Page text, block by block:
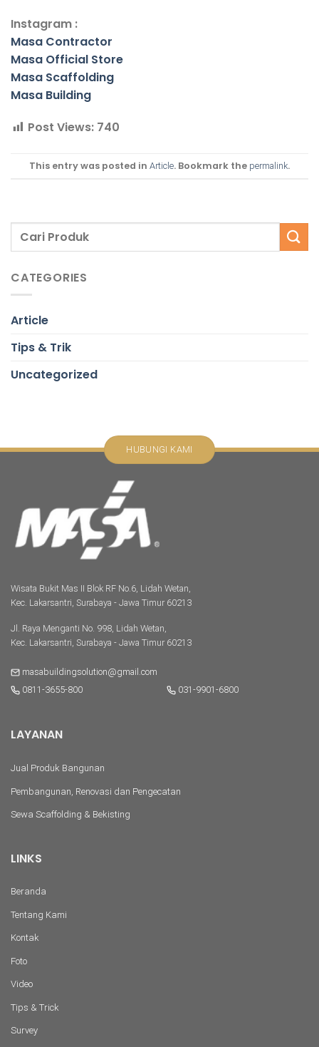
Instagram :
Masa Contractor
Masa Official Store
Masa Scaffolding
Masa Building
Post Views: 740
This entry was posted in Article. Bookmark the permalink.
CATEGORIES
Article
Tips & Trik
Uncategorized
Wisata Bukit Mas II Blok RF No.6, Lidah Wetan,
Kec. Lakarsantri, Surabaya - Jawa Timur 60213
Jl. Raya Menganti No. 998, Lidah Wetan,
Kec. Lakarsantri, Surabaya - Jawa Timur 60213
masabuildingsolution@gmail.com
0811-3655-800
031-9901-6800
LAYANAN
Jual Produk Bangunan
Pembangunan, Renovasi dan Pengecatan
Sewa Scaffolding & Bekisting
LINKS
Beranda
Tentang Kami
Kontak
Foto
Video
Tips & Trick
Survey
HUBUNGI KAMI